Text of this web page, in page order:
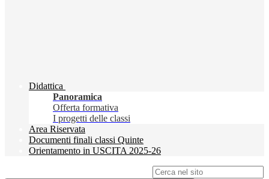
Didattica
Panoramica
Offerta formativa
I progetti delle classi
Area Riservata
Documenti finali classi Quinte
Orientamento in USCITA 2025-26